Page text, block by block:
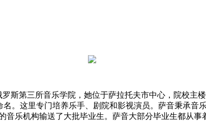
斯第三所音乐学院，她位于萨拉托夫市中心，院校主
。这里专门培养乐手、剧院和影视演员。萨音秉承
乐机构输送了大批毕业生。萨音大部分毕业生都从事